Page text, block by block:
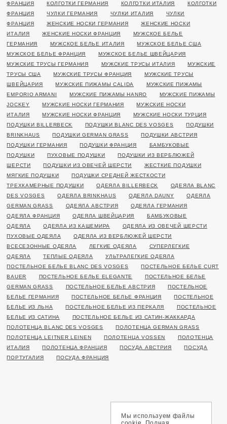
ФРАНЦИЯ
КОЛГОТКИ ГЕРМАНИЯ КОЛГОТКИ ИТАЛИЯ
КОЛГОТКИ
ФРАНЦИЯ
ЧУЛКИ ГЕРМАНИЯ ЧУЛКИ ИТАЛИЯ
ЧУЛКИ
ФРАНЦИЯ
ЖЕНСКИЕ НОСКИ ГЕРМАНИЯ
ЖЕНСКИЕ НОСКИ
ИТАЛИЯ
ЖЕНСКИЕ НОСКИ ФРАНЦИЯ
МУЖСКОЕ БЕЛЬЕ
ГЕРМАНИЯ
МУЖСКОЕ БЕЛЬЕ ИТАЛИЯ
МУЖСКОЕ БЕЛЬЕ США
МУЖСКОЕ БЕЛЬЕ ФРАНЦИЯ
МУЖСКОЕ БЕЛЬЕ ШВЕЙЦАРИЯ
МУЖСКИЕ ТРУСЫ ГЕРМАНИЯ
МУЖСКИЕ ТРУСЫ ИТАЛИЯ
МУЖСКИЕ
ТРУСЫ США
МУЖСКИЕ ТРУСЫ ФРАНЦИЯ
МУЖСКИЕ ТРУСЫ
ШВЕЙЦАРИЯ
МУЖСКИЕ ПИЖАМЫ CALIDA
МУЖСКИЕ ПИЖАМЫ
EMPORIO ARMANI
МУЖСКИЕ ПИЖАМЫ HANRO
МУЖСКИЕ ПИЖАМЫ
JOCKEY
МУЖСКИЕ НОСКИ ГЕРМАНИЯ
МУЖСКИЕ НОСКИ
ИТАЛИЯ
МУЖСКИЕ НОСКИ ФРАНЦИЯ
МУЖСКИЕ НОСКИ ТУРЦИЯ
ПОДУШКИ BILLERBECK
ПОДУШКИ BLANC DES VOSGES
ПОДУШКИ
BRINKHAUS
ПОДУШКИ GERMAN GRASS
ПОДУШКИ АВСТРИЯ
ПОДУШКИ ГЕРМАНИЯ
ПОДУШКИ ФРАНЦИЯ
БАМБУКОВЫЕ
ПОДУШКИ
ПУХОВЫЕ ПОДУШКИ
ПОДУШКИ ИЗ ВЕРБЛЮЖЕЙ
ШЕРСТИ
ПОДУШКИ ИЗ ОВЕЧЕЙ ШЕРСТИ
ЖЕСТКИЕ ПОДУШКИ
МЯГКИЕ ПОДУШКИ
ПОДУШКИ СРЕДНЕЙ ЖЕСТКОСТИ
ТРЕХКАМЕРНЫЕ ПОДУШКИ
ОДЕЯЛА BILLERBECK
ОДЕЯЛА BLANC
DES VOSGES
ОДЕЯЛА BRINKHAUS ОДЕЯЛА DAUNY
ОДЕЯЛА
GERMAN GRASS
ОДЕЯЛА АВСТРИЯ
ОДЕЯЛА ГЕРМАНИЯ
ОДЕЯЛА ФРАНЦИЯ
ОДЕЯЛА ШВЕЙЦАРИЯ
БАМБУКОВЫЕ
ОДЕЯЛА
ОДЕЯЛА ИЗ КАШЕМИРА
ОДЕЯЛА ИЗ ОВЕЧЕЙ ШЕРСТИ
ПУХОВЫЕ ОДЕЯЛА
ОДЕЯЛА ИЗ ВЕРБЛЮЖЕЙ ШЕРСТИ
ВСЕСЕЗОННЫЕ ОДЕЯЛА
ЛЕГКИЕ ОДЕЯЛА
СУПЕРЛЕГКИЕ
ОДЕЯЛА
ТЕПЛЫЕ ОДЕЯЛА
УЛЬТРАЛЕГКИЕ ОДЕЯЛА
ПОСТЕЛЬНОЕ БЕЛЬЕ BLANC DES VOSGES
ПОСТЕЛЬНОЕ БЕЛЬЕ CURT
BAUER
ПОСТЕЛЬНОЕ БЕЛЬЕ ELEGANTE
ПОСТЕЛЬНОЕ БЕЛЬЕ
GERMAN GRASS
ПОСТЕЛЬНОЕ БЕЛЬЕ АВСТРИЯ
ПОСТЕЛЬНОЕ
БЕЛЬЕ ГЕРМАНИЯ
ПОСТЕЛЬНОЕ БЕЛЬЕ ФРАНЦИЯ
ПОСТЕЛЬНОЕ
БЕЛЬЕ ИЗ ЛЬНА
ПОСТЕЛЬНОЕ БЕЛЬЕ ИЗ ПЕРКАЛЯ
ПОСТЕЛЬНОЕ
БЕЛЬЕ ИЗ САТИНА
ПОСТЕЛЬНОЕ БЕЛЬЕ ИЗ САТИН-ЖАККАРДА
ПОЛОТЕНЦА BLANC DES VOSGES
ПОЛОТЕНЦА GERMAN GRASS
ПОЛОТЕНЦА LEITNER LEINEN
ПОЛОТЕНЦА VOSSEN
ПОЛОТЕНЦА
ИТАЛИЯ
ПОЛОТЕНЦА ФРАНЦИЯ ПОСУДА АВСТРИЯ
ПОСУДА
ПОРТУГАЛИЯ
ПОСУДА ФРАНЦИЯ
Мы используем файлы